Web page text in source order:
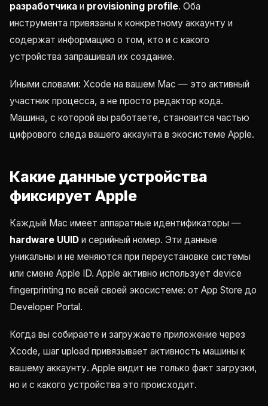
разработчика и provisioning profile. Оба
инструмента привязаны к конкретному аккаунту и
содержат информацию о том, кто и с какого
устройства запрашивал их создание.
Иными словами: Xcode на вашем Mac — это активный
участник процесса, а не просто редактор кода.
Машина, с которой вы работаете, становится частью
цифрового следа вашего аккаунта в экосистеме Apple.
Какие данные устройства
фиксирует Apple
Каждый Mac имеет аппаратные идентификаторы —
hardware UUID и серийный номер. Эти данные
уникальны и не меняются при переустановке системы
или смене Apple ID. Apple активно использует device
fingerprinting по всей своей экосистеме: от App Store до
Developer Portal.
Когда вы собираете и загружаете приложение через
Xcode, шаг upload привязывает активность машины к
вашему аккаунту. Apple видит не только факт загрузки,
но и с какого устройства это происходит.